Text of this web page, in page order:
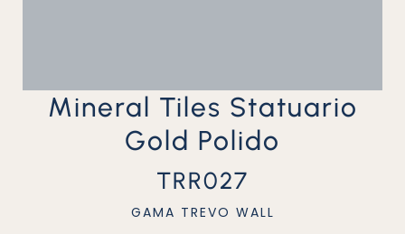
Mineral Tiles Statuario
Gold Polido
TRR027
GAMA TREVO WALL